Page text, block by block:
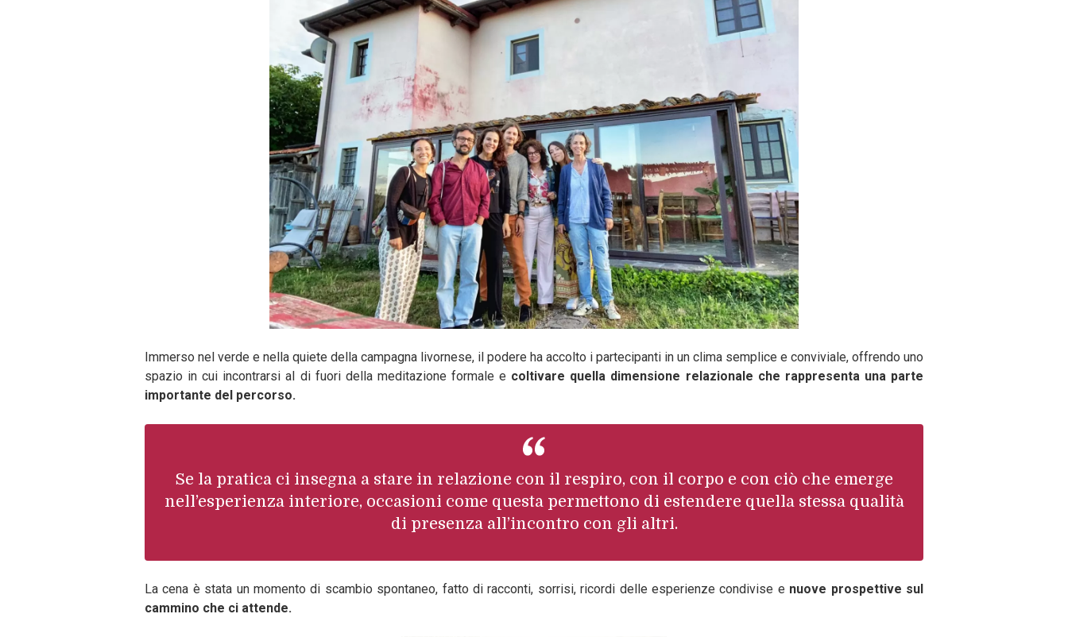
Immerso nel verde e nella quiete della campagna livornese, il podere ha accolto i partecipanti in un clima semplice e conviviale, offrendo uno
spazio in cui incontrarsi al di fuori della meditazione formale e coltivare quella dimensione relazionale che rappresenta una parte
importante del percorso.
Se la pratica ci insegna a stare in relazione con il respiro, con il corpo e con ciò che emerge
nell’esperienza interiore, occasioni come questa permettono di estendere quella stessa qualità
di presenza all’incontro con gli altri.
La cena è stata un momento di scambio spontaneo, fatto di racconti, sorrisi, ricordi delle esperienze condivise e nuove prospettive sul
cammino che ci attende.